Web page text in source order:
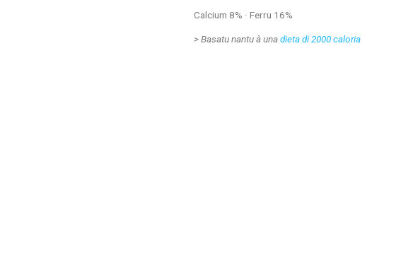
Calcium 8% · Ferru 16%
>Basatu nantu à unadieta di 2000 caloria